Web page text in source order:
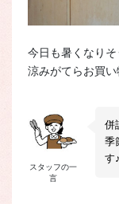
今日も暑くなりそ
涼みがてらお買い
スタッフの一
言
併
季
す♪